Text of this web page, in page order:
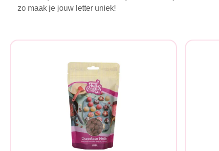
zo maak je jouw letter uniek!